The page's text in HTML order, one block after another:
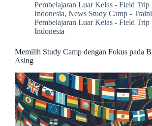
Pembelajaran Luar Kelas - Field Trip
Indonesia, News Study Camp -
Pembelajaran Luar Kelas - Field Trip
Indonesia
Memilih Study Camp dengan Fokus pada
Asing